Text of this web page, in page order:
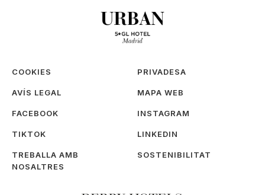
COOKIES PRIVADESA
AVÍS LEGAL MAPA WEB
FACEBOOK INSTAGRAM
TIKTOK LINKEDIN
TREBALLA AMB
NOSALTRES
SOSTENIBILITAT